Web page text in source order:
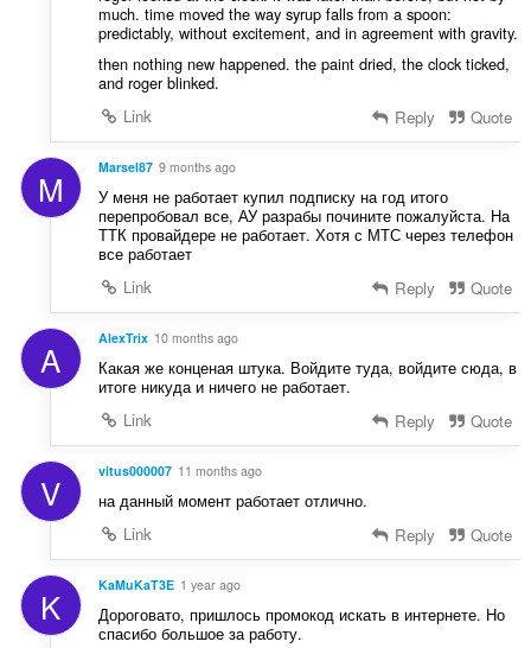
much. time moved the way syrup falls from a spoon:
predictably, without excitement, and in agreement with gravity.
then nothing new happened. the paint dried, the clock ticked,
and roger blinked.
Link
Reply Quote
M Marsel87 9 months ago
У меня не работает купил подписку на год итого
перепробовал все, АУ разрабы почините пожалуйста. На
ТТК провайдере не работает. Хотя с МТС через телефон
все работает
Link
Reply Quote
A AlexTrix 10 months ago
Какая же конценая штука. Войдите туда, войдите сюда, в
итоге никуда и ничего не работает.
Link
Reply Quote
V vitus000007 11 months ago
на данный момент работает отлично.
Link
Reply Quote
K KaMuKaT3E 1 year ago
Дороговато, пришлось промокод искать в интернете. Но
спасибо большое за работу.